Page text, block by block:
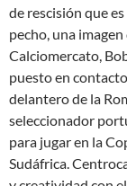
de rescisión que
pecho, una
Calciomercato,
puesto en
delantero de la
seleccionador
para jugar en la
Sudáfrica.